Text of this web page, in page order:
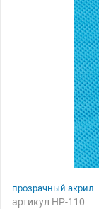
прозрачный акрил
артикул НР-110